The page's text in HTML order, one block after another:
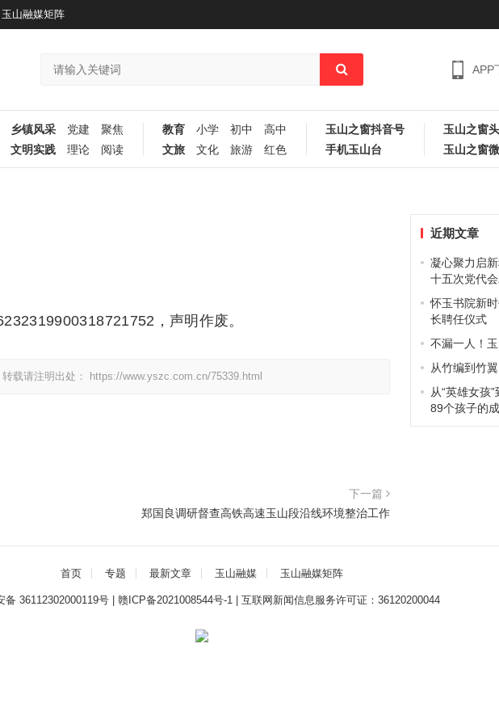
玉山融媒矩阵
APP
乡镇风采 党建
聚焦
文明实践
理论 阅读
教育 小学 初中
高中
文旅
文化 旅游 红色
玉山之窗抖音号
手机玉山台
玉山之窗
玉山之窗
，声明作废。
载请注明出处： https://www.yszc.com.cn/75339.html
下一篇
郑国良调研督查高铁高速玉山段沿线环境整治工作
近期文章
凝心聚力启
十五次党代
怀玉书院新
长聘任仪式
不漏一人！
从竹编到竹
从“英雄女孩
89个孩子的
首页 专题 最新文章 玉山融媒 玉山融媒矩阵
备 36112302000119号 赣ICP备2021008544号-1 互联网新闻信息服务许可证：36120200044